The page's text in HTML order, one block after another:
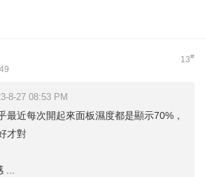
13#
8-27 08:53 PM
最近每次開起來面板濕度都是顯示70%，
才對
...